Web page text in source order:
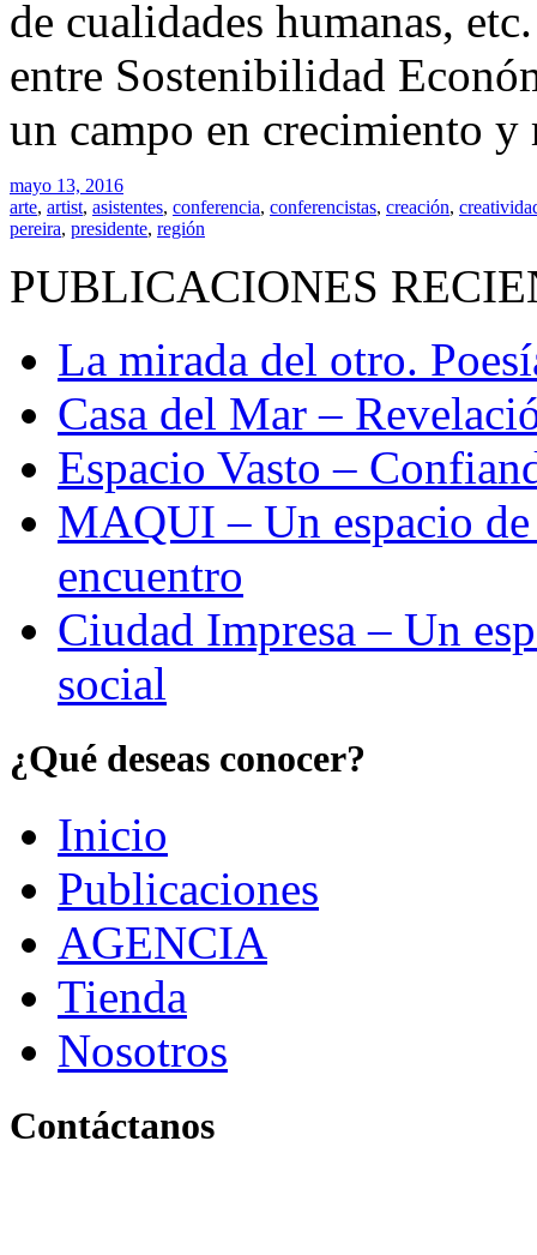
de cualidades humanas,
entre Sostenibilidad
un campo en crecimiento
mayo 13, 2016
arte, artist, asistentes, conferencia, conferencistas, creación,
pereira, presidente, región
PUBLICACIONES
La mirada del otro.
Casa del Mar –
Espacio Vasto –
MAQUI – Un espacio
encuentro
Ciudad Impresa – Un
social
¿Qué deseas conocer?
Inicio
Publicaciones
AGENCIA
Tienda
Nosotros
Contáctanos